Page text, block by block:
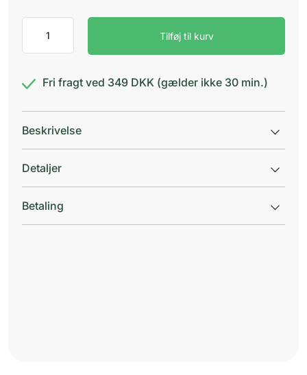
Fuktisar
Lemon
Tilføj til kurv
Fri fragt ved 349 DKK (gælder ikke 30 min.)
Beskrivelse
Detaljer
Betaling